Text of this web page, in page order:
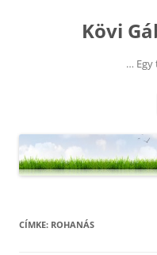
Kövi
… Egy
CÍMKE: ROHANÁS